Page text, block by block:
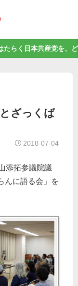
らく日本共産党を、
ざっくば
2018-07-04
添拓参議院議
んに語る会」を